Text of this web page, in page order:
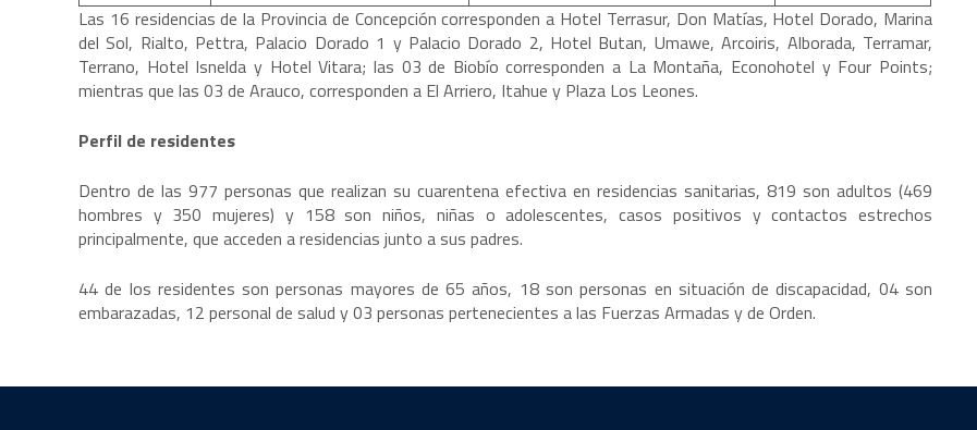
Las 16 residencias de la Provincia de Concepción corresponden a Hotel Terrasur, Don Matías, Hotel Dorado, Marina
del Sol, Rialto, Pettra, Palacio Dorado 1 y Palacio Dorado 2, Hotel Butan, Umawe, Arcoiris, Alborada, Terramar,
Terrano, Hotel Isnelda y Hotel Vitara; las 03 de Biobío corresponden a La Montaña, Econohotel y Four Points;
mientras que las 03 de Arauco, corresponden a El Arriero, Itahue y Plaza Los Leones.
Perfil de residentes
Dentro de las 977 personas que realizan su cuarentena efectiva en residencias sanitarias, 819 son adultos (469
hombres y 350 mujeres) y 158 son niños, niñas o adolescentes, casos positivos y contactos estrechos
principalmente, que acceden a residencias junto a sus padres.
44 de los residentes son personas mayores de 65 años, 18 son personas en situación de discapacidad, 04 son
embarazadas, 12 personal de salud y 03 personas pertenecientes a las Fuerzas Armadas y de Orden.